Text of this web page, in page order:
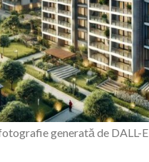
generată de DALL-E